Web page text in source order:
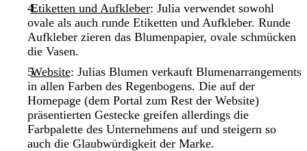
Etiketten und Aufkleber: Julia verwendet sowohl
ovale als auch runde Etiketten und Aufkleber. Runde
Aufkleber zieren das Blumenpapier, ovale schmücken
die Vasen.
Website: Julias Blumen verkauft Blumenarrangements
in allen Farben des Regenbogens. Die auf der
Homepage (dem Portal zum Rest der Website)
präsentierten Gestecke greifen allerdings die
Farbpalette des Unternehmens auf und steigern so
auch die Glaubwürdigkeit der Marke.